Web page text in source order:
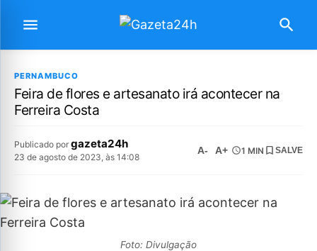
PERNAMBUCO
Feira de flores e artesanato irá acontecer na
Ferreira Costa
Publicado por gazeta24h
23 de agosto de 2023, às 14:08
A- A+ 1 MIN SALVE
Foto: Divulgação